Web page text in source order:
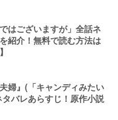
はございますが」全話ネ
紹介！無料で読む方法は
婦』(「キャンディみたい
バレあらすじ！原作小説